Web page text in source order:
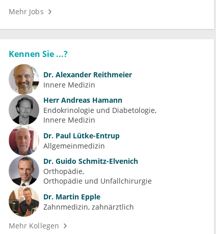
Mehr Jobs
Kennen Sie ...?
Dr. Alexander Reithmeier
Innere Medizin
Herr Andreas Hamann
Endokrinologie und Diabetologie
Innere Medizin
Dr. Paul Lütke-Entrup
Allgemeinmedizin
Dr. Guido Schmitz-Elvenich
Orthopädie
Orthopädie und Unfallchirurgie
Dr. Martin Epple
Zahnmedizin, zahnärztlich
Mehr Kollegen